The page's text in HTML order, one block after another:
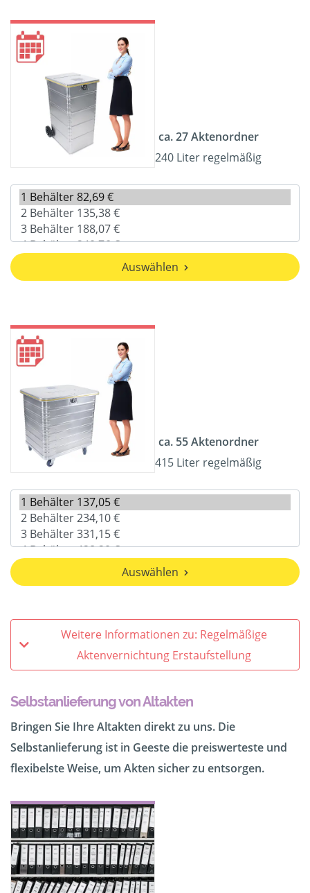
ca. 27 Aktenordner
240 Liter regelmäßig
Auswählen
ca. 55 Aktenordner
415 Liter regelmäßig
Auswählen
Weitere Informationen zu: Regelmäßige
Aktenvernichtung Erstaufstellung
Selbstanlieferung von Altakten
Bringen Sie Ihre Altakten direkt zu uns. Die
Selbstanlieferung ist in Geeste die preiswerteste und
flexibelste Weise, um Akten sicher zu entsorgen.